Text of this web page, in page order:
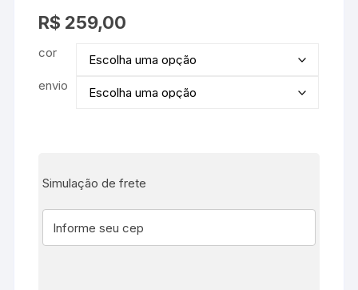
R$ 259,00
cor
envio
Simulação de frete